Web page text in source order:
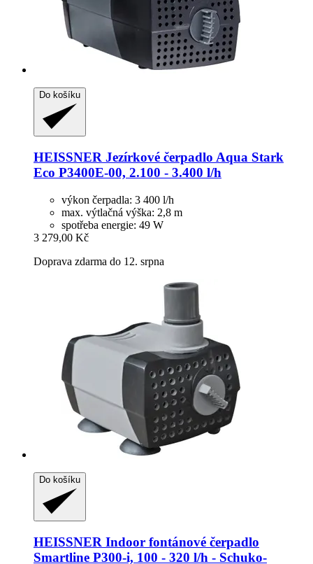
Do košíku
HEISSNER Jezírkové čerpadlo Aqua Stark
Eco P3400E-​00, 2.100 -​ 3.400 l/h
výkon čerpadla: 3 400 l/h
max. výtlačná výška: 2,8 m
spotřeba energie: 49 W
3 279,00 Kč
Doprava zdarma do 12. srpna
Do košíku
HEISSNER Indoor fontánové čerpadlo
Smartline P300-​i, 100 -​ 320 l/h -​ Schuko-​